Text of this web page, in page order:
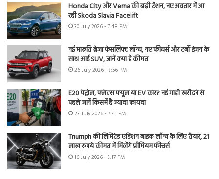
Honda City और Verna की बढ़ी टेंशन, नए अवतार में आ
रही Skoda Slavia Facelift
30 July 2026 - 7:48 PM
नई मारुति ब्रेजा फेसलिफ्ट लॉन्च, नए फीचर्स और टर्बो इंजन के
साथ आई SUV, जानें क्या है कीमत
26 July 2026 - 3:56 PM
E20 पेट्रोल, फ्लेक्स फ्यूल या EV कार? नई गाड़ी खरीदने से
पहले जानें किसमें है ज्यादा फायदा
23 July 2026 - 7:41 PM
Triumph की लिमिटेड एडिशन बाइक लॉन्च के लिए तैयार, 21
लाख रुपये कीमत में मिलेंगे प्रीमियम फीचर्स
16 July 2026 - 3:17 PM